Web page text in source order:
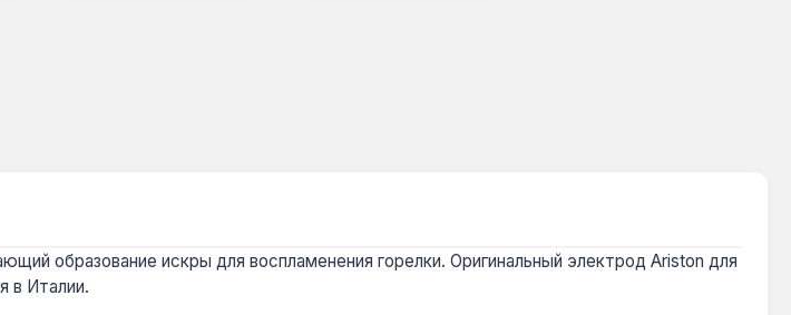
образование искры для воспламенения горелки. Оригинальный электрод Ariston для
в Италии.